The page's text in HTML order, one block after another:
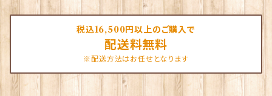
税込16,500円以上のご購入で
配送料無料
※配送方法はお任せとなります